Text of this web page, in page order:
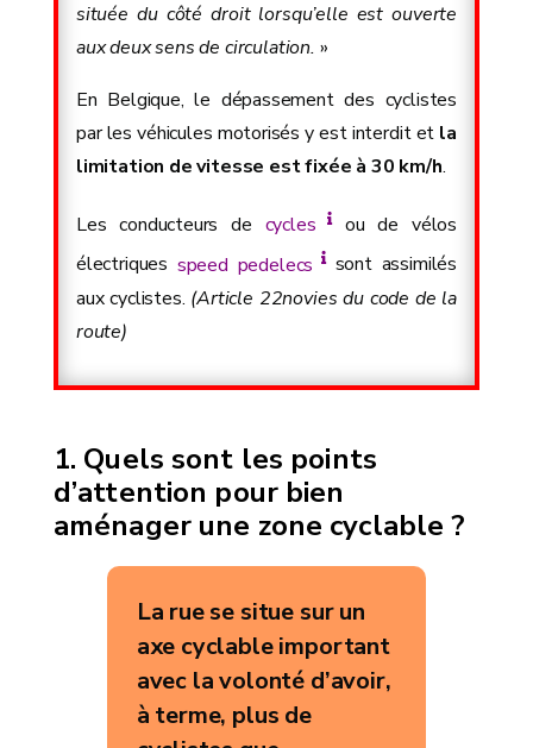
située du côté droit lorsqu’elle est ouverte
aux deux sens de circulation. »
En Belgique, le dépassement des cyclistes
par les véhicules motorisés y est interdit et la
limitation de vitesse est fixée à 30 km/h.
Les conducteurs de cycles
ou de vélos
électriques speed pedelecs sont assimilés
aux cyclistes. (Article 22novies du code de la
route)
Quels sont les points
d’attention pour bien
aménager une zone cyclable ?
La rue se situe sur un
axe cyclable important
avec la volonté d’avoir,
à terme, plus de